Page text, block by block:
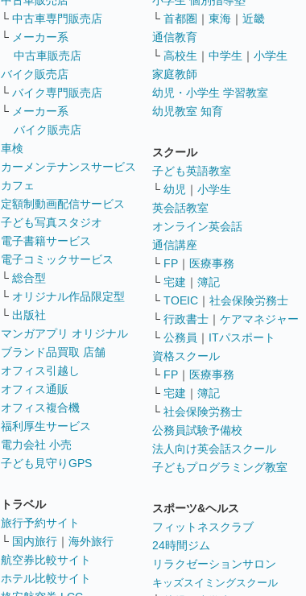
└ 中古車専門販売店
└ メーカー系
中古車販売店
バイク販売店
└ バイク専門販売店
└ メーカー系
バイク販売店
車検
カーメンテナンスサービス
カフェ
定額制動画配信サービス
子ども写真スタジオ
電子書籍サービス
電子コミックサービス
└ 総合型
└ オリジナル作品限定型
└ 出版社
マンガアプリ オリジナル
ブランド品買取 店舗
オフィス引越し
オフィス通販
オフィス複合機
福利厚生サービス
電力会社 小売
子ども見守りGPS
トラベル
旅行予約サイト
└ 国内旅行 ｜ 海外旅行
航空券比較サイト
ホテル比較サイト
└ 首都圏 ｜ 東海 ｜ 近畿
通信教育
└ 高校生 ｜ 中学生 ｜ 小学生
家庭教師
幼児・小学生 学習教室
幼児教室 知育
スクール
子ども英語教室
└ 幼児 ｜ 小学生
英会話教室
オンライン英会話
通信講座
└ FP ｜ 医療事務
└ 宅建 ｜ 簿記
└ TOEIC ｜ 社会保険労務士
└ 行政書士 ｜ ケアマネジャー
└ 公務員 ｜ ITパスポート
資格スクール
└ FP ｜ 医療事務
└ 宅建 ｜ 簿記
└ 社会保険労務士
公務員試験予備校
法人向け英会話スクール
子どもプログラミング教室
スポーツ&ヘルス
フィットネスクラブ
24時間ジム
リラクゼーションサロン
キッズスイミングスクール